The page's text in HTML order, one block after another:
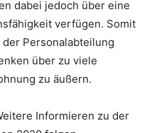
dabei jedoch über eine
verfügen. Somit
Personalabteilung
über zu viele
zu äußern.
Informieren zu der